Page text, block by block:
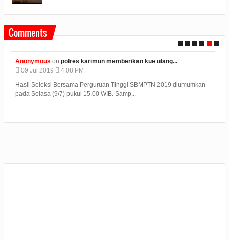
Comments
ulang...
2019 diumumkan
Unknownonhasil uji laboratorium limbah plastik...
04
Judi Deposit Ovo semakin booming di dunia judi
minimal deposit 10.000 Yuukkkk gabung j...